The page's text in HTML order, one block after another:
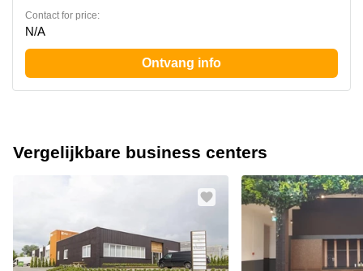
Contact for price:
N/A
Ontvang info
Vergelijkbare business centers